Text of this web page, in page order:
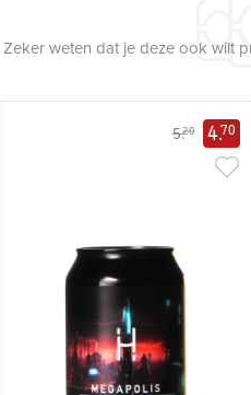
Zeker weten dat je deze ook wilt
5.20 4.70